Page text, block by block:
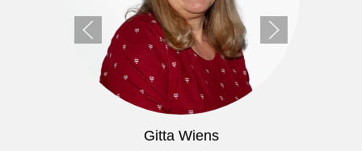
Gitta Wiens